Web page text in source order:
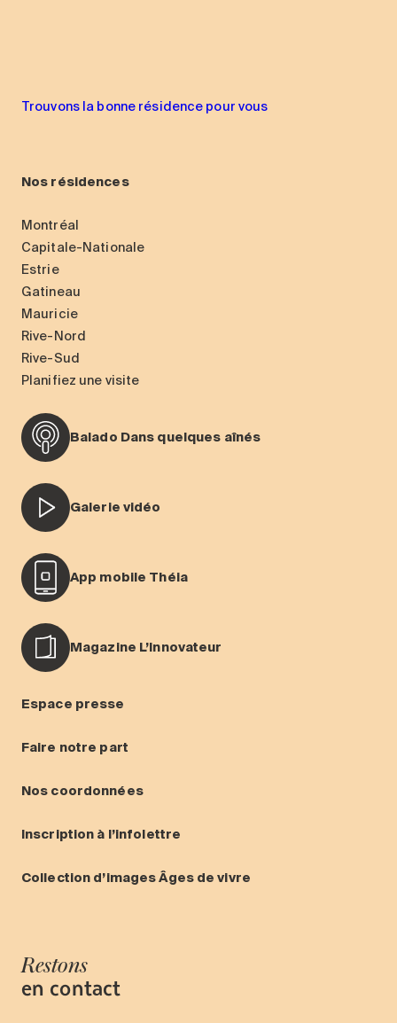
Trouvons la bonne résidence pour vous
Nos résidences
Montréal
Capitale-Nationale
Estrie
Gatineau
Mauricie
Rive-Nord
Rive-Sud
Planifiez une visite
Balado Dans quelques aînés
Galerie vidéo
App mobile Théia
Magazine L’Innovateur
Espace presse
Faire notre part
Nos coordonnées
Inscription à l’infolettre
Collection d’images Âges de vivre
Restons
en contact